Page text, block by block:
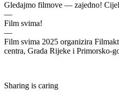
Gledajmo filmove — zajedno!
—
Film svima!
—
Film svima 2025 organizira
centra, Grada Rijeke i Primorsko-
Sharing is caring